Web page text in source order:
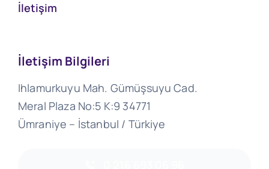
İletişim
İletişim Bilgileri
Ihlamurkuyu Mah. Gümüşsuyu Cad.
Meral Plaza No:5 K:9 34771
Ümraniye – İstanbul / Türkiye